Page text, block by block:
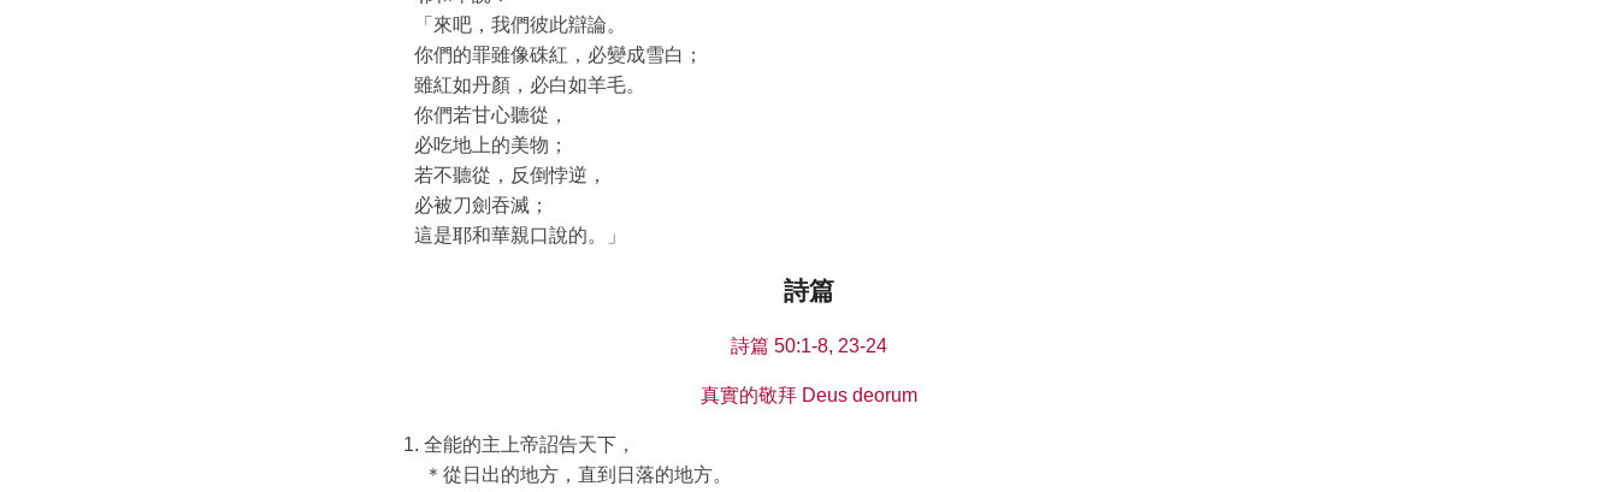
「來吧，我們彼此辯論。
你們的罪雖像硃紅，必變成雪白；
雖紅如丹顏，必白如羊毛。
你們若甘心聽從，
必吃地上的美物；
若不聽從，反倒悖逆，
必被刀劍吞滅；
這是耶和華親口說的。」
詩篇
詩篇 50:1-8, 23-24
真實的敬拜 Deus deorum
全能的主上帝詔告天下，
＊從日出的地方，直到日落的地方。